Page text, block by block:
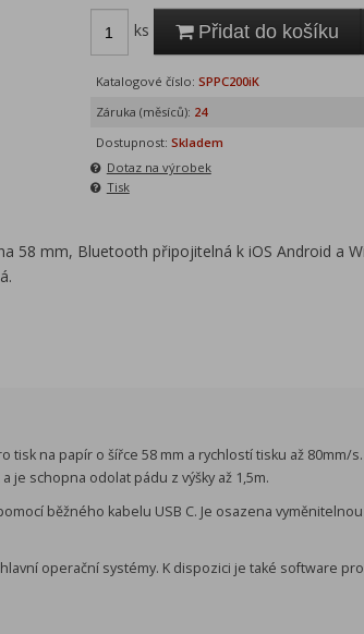
ks Přidat do košíku
Katalogové číslo: SPPC200iK
Záruka (měsíců): 24
Dostupnost: Skladem
Dotaz na výrobek
Tisk
58 mm, Bluetooth připojitelná k iOS Android a
tisk na papír o šířce 58 mm a rychlostí tisku až 80mm/
je schopna odolat pádu z výšky až 1,5m.
běžného kabelu USB C. Je osazena
operační systémy. K dispozici je také software pro